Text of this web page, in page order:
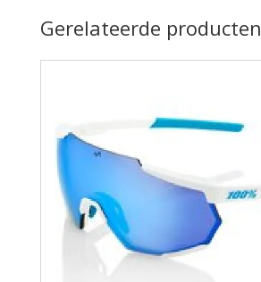
Gerelateerde producten